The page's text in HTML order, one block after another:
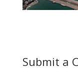
Submit a